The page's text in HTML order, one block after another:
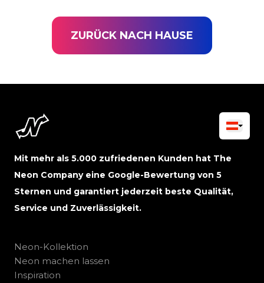
ZURÜCK NACH HAUSE
Mit mehr als 5.000 zufriedenen Kunden hat The
Neon Company eine Google-Bewertung von 5
Sternen und garantiert jederzeit beste Qualität,
Service und Zuverlässigkeit.
Neon-Kollektion
Neon machen lassen
Inspiration